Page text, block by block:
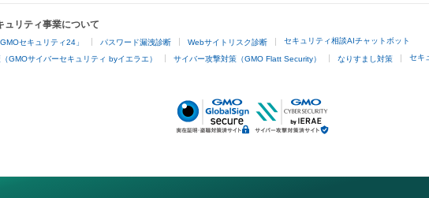
ュリティ事業について
セキュリティ24」 パスワード漏洩診断 Webサイトリスク診断 セキュリティ相談AIチャットボット
GMOサイバーセキュリティ byイエラエ） サイバー攻撃対策（GMO Flatt Security） なりすまし対策 セキ